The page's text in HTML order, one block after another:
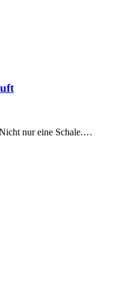
nur eine Schale.…